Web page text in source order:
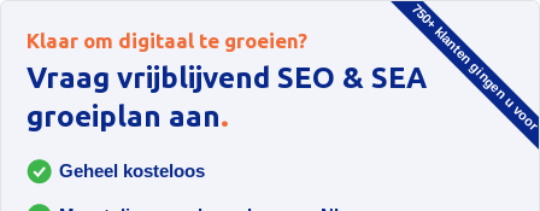
750+ klanten gingen u voor
Klaar om digitaal te groeien?
Vraag vrijblijvend SEO & SEA
groeiplan aan.
Geheel kosteloos